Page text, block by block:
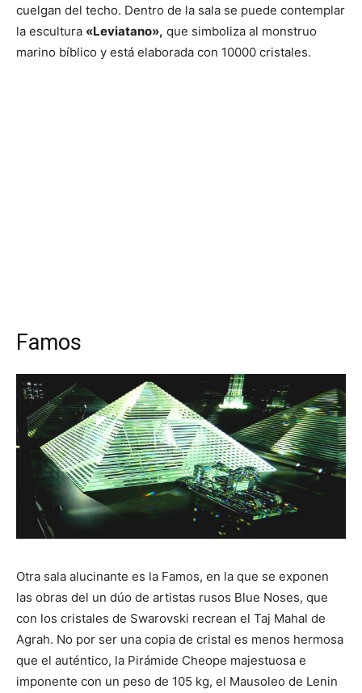
cuelgan del techo. Dentro de la sala se puede contemplar
la escultura «Leviatano», que simboliza al monstruo
marino bíblico y está elaborada con 10000 cristales.
Famos
Otra sala alucinante es la Famos, en la que se exponen
las obras del un dúo de artistas rusos Blue Noses, que
con los cristales de Swarovski recrean el Taj Mahal de
Agrah. No por ser una copia de cristal es menos hermosa
que el auténtico, la Pirámide Cheope majestuosa e
imponente con un peso de 105 kg, el Mausoleo de Lenin